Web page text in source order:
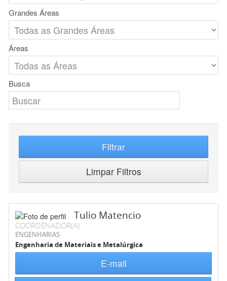
Grandes Áreas
Áreas
Busca
Filtrar
Limpar Filtros
Tulio Matencio
COORDENADOR(A)
ENGENHARIAS
Engenharia de Materiais e Metalúrgica
E-mail